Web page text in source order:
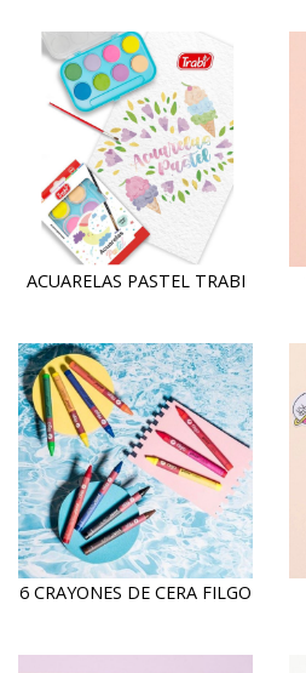
ACUARELAS PASTEL TRABI
6 CRAYONES DE CERA FILGO